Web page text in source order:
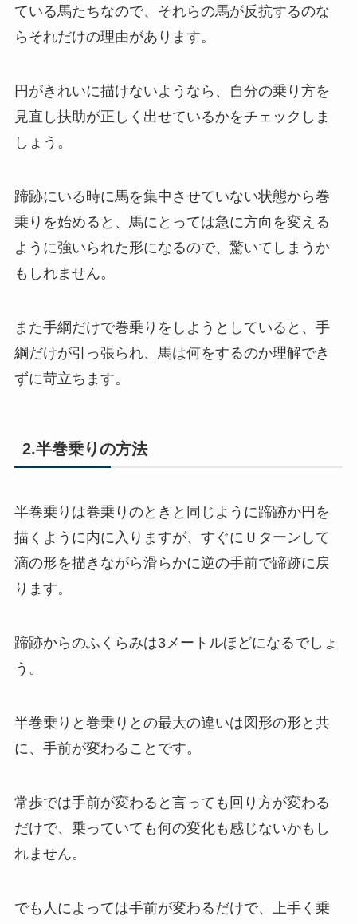
ている馬たちなので、それらの馬が反抗するのな
らそれだけの理由があります。
円がきれいに描けないようなら、自分の乗り方を
見直し扶助が正しく出せているかをチェックしま
しょう。
蹄跡にいる時に馬を集中させていない状態から巻
乗りを始めると、馬にとっては急に方向を変える
ように強いられた形になるので、驚いてしまうか
もしれません。
また手綱だけで巻乗りをしようとしていると、手
綱だけが引っ張られ、馬は何をするのか理解でき
ずに苛立ちます。
2.半巻乗りの方法
半巻乗りは巻乗りのときと同じように蹄跡か円を
描くように内に入りますが、すぐにＵターンして
滴の形を描きながら滑らかに逆の手前で蹄跡に戻
ります。
蹄跡からのふくらみは3メートルほどになるでしょ
う。
半巻乗りと巻乗りとの最大の違いは図形の形と共
に、手前が変わることです。
常歩では手前が変わると言っても回り方が変わる
だけで、乗っていても何の変化も感じないかもし
れません。
でも人によっては手前が変わるだけで、上手く乗